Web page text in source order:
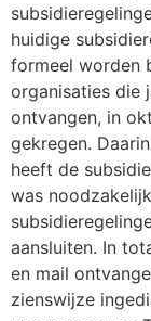
huidige
formeel worden
organisaties die
ontvangen, in
gekregen.
heeft de
was
aansluiten. In
en mail
zienswijze